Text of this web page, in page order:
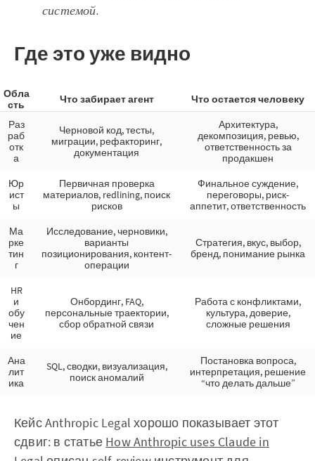
системой.
Где это уже видно
Обла
сть
Что забирает агент
Что остается человеку
Раз
раб
отк
а
Черновой код, тесты,
миграции, рефакторинг,
документация
Архитектура,
декомпозиция, ревью,
ответственность за
продакшен
Юр
ист
ы
Первичная проверка
материалов, redlining, поиск
рисков
Финальное суждение,
переговоры, риск-
аппетит, ответственность
Ма
рке
тин
г
Исследование, черновики,
варианты
позиционирования, контент-
операции
Стратегия, вкус, выбор,
бренд, понимание рынка
HR
и
обу
чен
ие
Онбординг, FAQ,
персональные траектории,
сбор обратной связи
Работа с конфликтами,
культура, доверие,
сложные решения
Ана
лит
ика
SQL, сводки, визуализация,
поиск аномалий
Постановка вопроса,
интерпретация, решение
“что делать дальше”
Кейс Anthropic Legal хорошо показывает этот
сдвиг: в статье How Anthropic uses Claude in